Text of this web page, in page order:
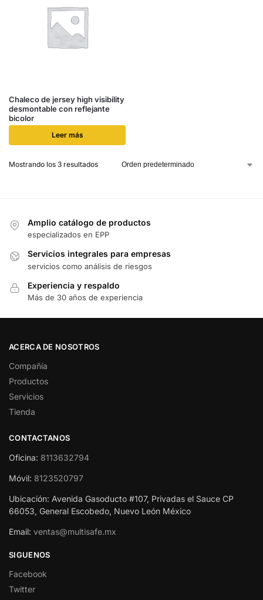
Chaleco de jersey high visibility
desmontable con reflejante
bicolor
Leer más
Mostrando los 3 resultados
Amplio catálogo de productos
especializados en EPP
Servicios integrales para empresas
servicios como análisis de riesgos
Experiencia y respaldo
Más de 30 años de experiencia
ACERCA DE NOSOTROS
Compañía
Productos
Servicios
Tienda
CONTACTANOS
Oficina: 8113632794
Móvil: 8123520797
Ubicación: Avenida Gasoducto #107, Privadas el Sauce CP
66053, General Escobedo, Nuevo León México
Email: ventas@multisafe.mx
SIGUENOS
Facebook
Twitter